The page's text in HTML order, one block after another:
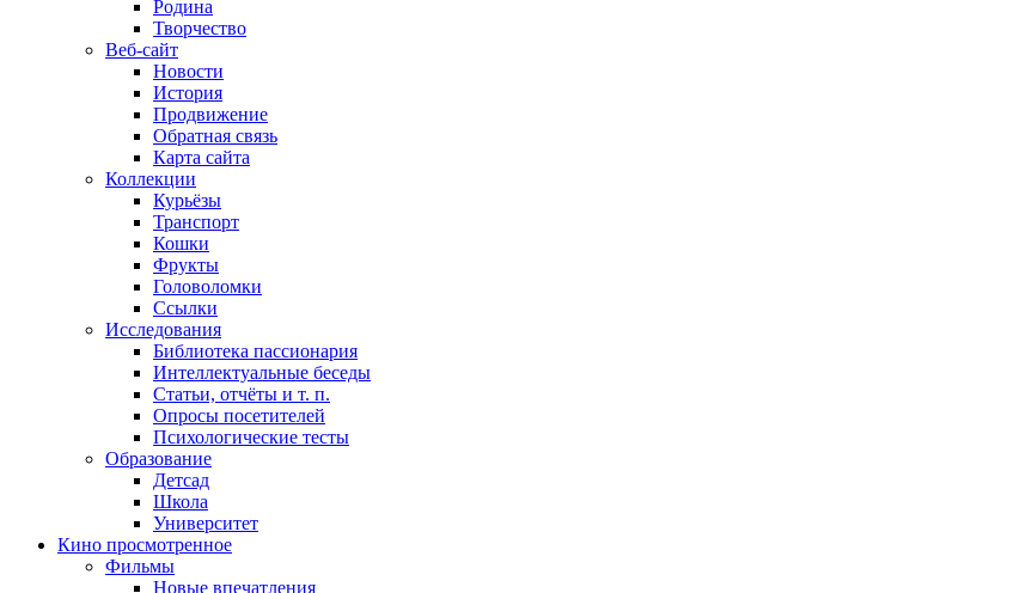
Родина
Творчество
Веб-сайт
Новости
История
Продвижение
Обратная связь
Карта сайта
Коллекции
Курьёзы
Транспорт
Кошки
Фрукты
Головоломки
Ссылки
Исследования
Библиотека пассионария
Интеллектуальные беседы
Статьи, отчёты и т. п.
Опросы посетителей
Психологические тесты
Образование
Детсад
Школа
Университет
Кино просмотренное
Фильмы
Новые впечатления